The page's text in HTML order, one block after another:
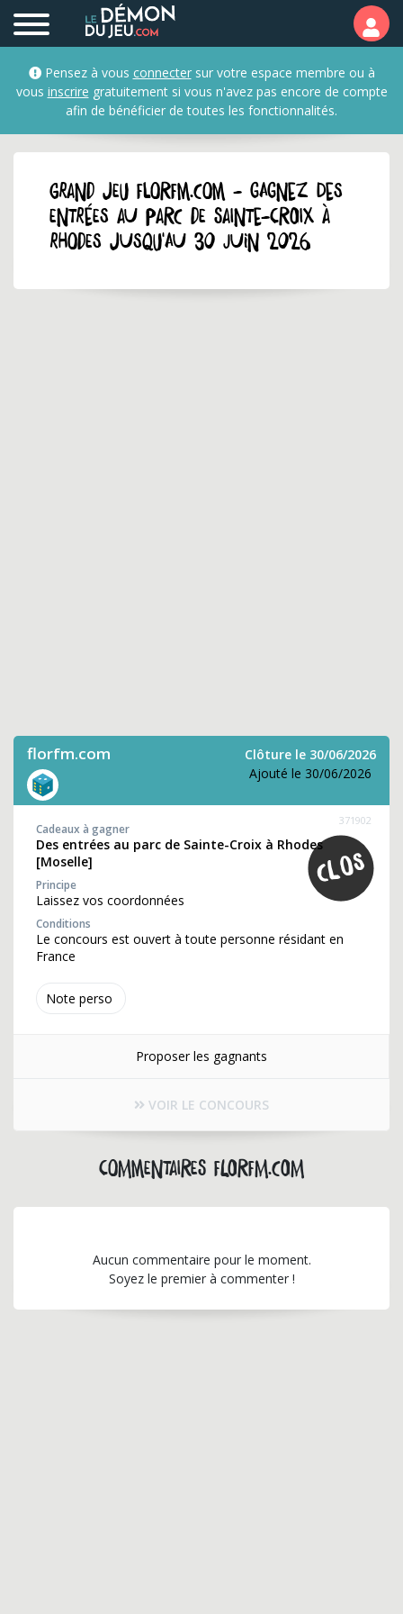
Pensez à vous connectersur votre espace membre ou à
vous inscrire gratuitement si vous n'avez pas encore de compte
afin de bénéficier de toutes les fonctionnalités.
GRAND JEU florfm.com - Gagnez des
entrées au parc de Sainte-Croix à
Rhodes jusqu'au 30 juin 2026
florfm.com
Clôture le 30/06/2026
Ajouté le 30/06/2026
Note perso
371902
Cadeaux à gagner
Des entrées au parc de Sainte-Croix à Rhodes
[Moselle]
Principe
Laissez vos coordonnées
Conditions
Le concours est ouvert à toute personne résidant en
France
Proposer les gagnants
VOIR LE CONCOURS
Commentaires florfm.com
Aucun commentaire pour le moment.
Soyez le premier à commenter !